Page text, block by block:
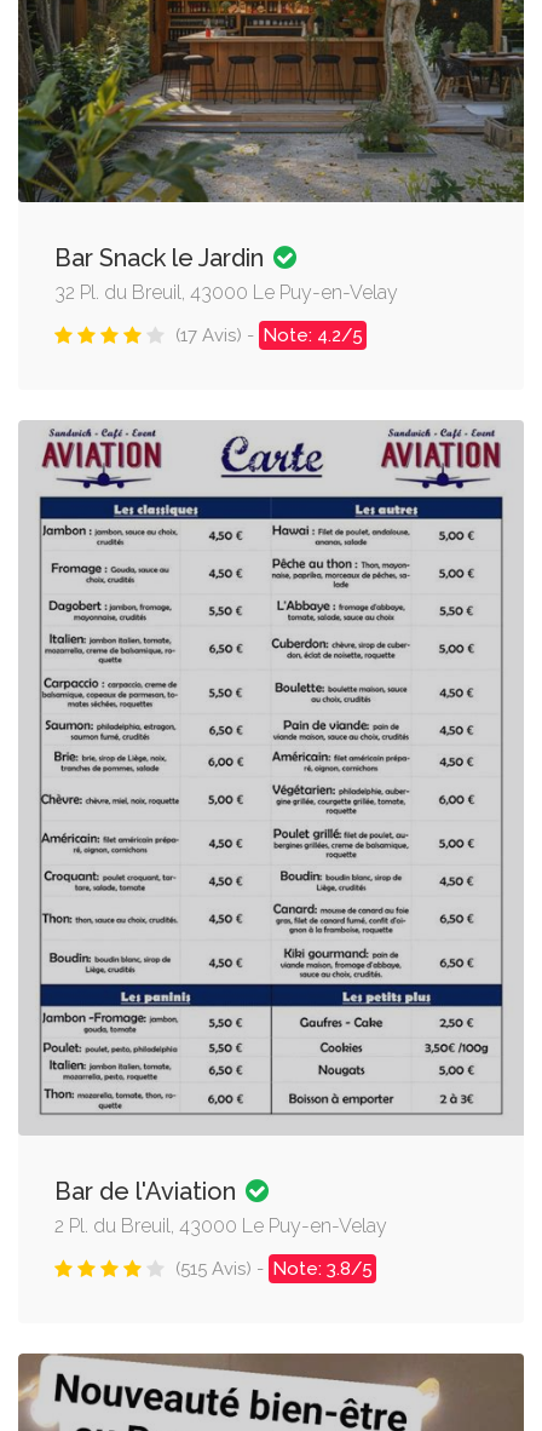
Bar Snack le Jardin
32 Pl. du Breuil, 43000 Le Puy-en-Velay
(17 Avis) - Note: 4.2/5
Bar de l'Aviation
2 Pl. du Breuil, 43000 Le Puy-en-Velay
(515 Avis) - Note: 3.8/5